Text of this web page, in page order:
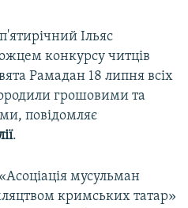
Ільяс
конкурсу читців
Рамадан 18 липня всіх
грошовими та
повідомляє
.
мусульман
кримських татар»